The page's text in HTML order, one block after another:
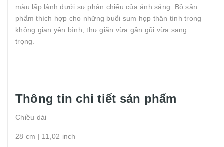
màu lấp lánh dưới sự phản chiếu của ánh sáng. Bộ sản
phẩm thích hợp cho những buổi sum họp thân tình trong
không gian yên bình, thư giãn vừa gần gũi vừa sang
trọng.
Thông tin chi tiết sản phẩm
Chiều dài
28 cm | 11,02 inch